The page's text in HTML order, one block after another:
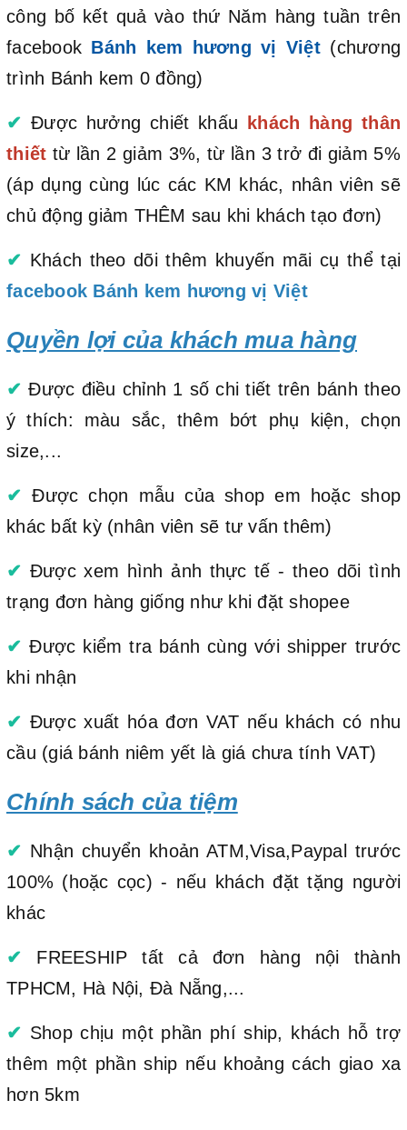
công bố kết quả vào thứ Năm hàng tuần trên
facebook Bánh kem hương vị Việt(chương
trình Bánh kem 0 đồng)
✔ Được hưởng chiết khấu khách hàng thân
thiết từ lần 2 giảm 3%, từ lần 3 trở đi giảm 5%
(áp dụng cùng lúc các KM khác, nhân viên sẽ
chủ động giảm THÊM sau khi khách tạo đơn)
✔ Khách theo dõi thêm khuyến mãi cụ thể tại
facebook Bánh kem hương vị Việt
Quyền lợi của khách mua hàng
✔ Được điều chỉnh 1 số chi tiết trên bánh theo
ý thích: màu sắc, thêm bớt phụ kiện, chọn
size,...
✔ Được chọn mẫu của shop em hoặc shop
khác bất kỳ (nhân viên sẽ tư vấn thêm)
✔ Được xem hình ảnh thực tế - theo dõi tình
trạng đơn hàng giống như khi đặt shopee
✔ Được kiểm tra bánh cùng với shipper trước
khi nhận
✔ Được xuất hóa đơn VAT nếu khách có nhu
cầu (giá bánh niêm yết là giá chưa tính VAT)
Chính sách của tiệm
✔ Nhận chuyển khoản ATM,Visa,Paypal trước
100% (hoặc cọc) - nếu khách đặt tặng người
khác
✔ FREESHIP tất cả đơn hàng nội thành
TPHCM, Hà Nội, Đà Nẵng,...
✔ Shop chịu một phần phí ship, khách hỗ trợ
thêm một phần ship nếu khoảng cách giao xa
hơn 5km